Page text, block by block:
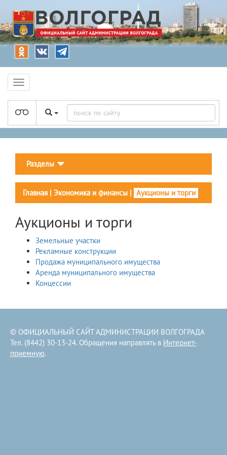
Разделы
Главная | Экономика и финансы | Аукционы и торги
Аукционы и торги
Земельные участки
Рекламные конструкции
Продажа муниципального имущества
Аренда муниципального имущества
Концессии
© ОФИЦИАЛЬНЫЙ САЙТ АДМИНИСТРАЦИИ ВОЛГОГРАДА
Тел. (8442) 30-13-24. Обращения направлять в Интернет-
приемную.